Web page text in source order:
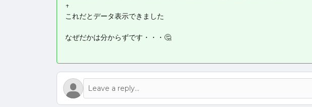
↑
これだとデータ表示できました
なぜだかは分からずです・・・🤔